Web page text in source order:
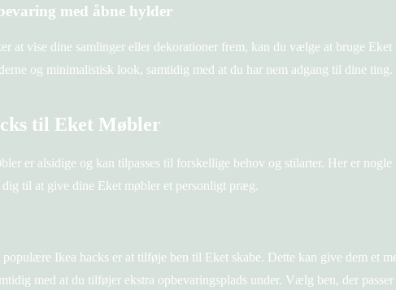
med åbne hylder
at vise dine samlinger eller dekorationer frem, kan du vælge at bruge Eket
og minimalistisk look, samtidig med at du har nem adgang til dine ting.
til Eket Møbler
er alsidige og kan tilpasses til forskellige behov og stilarter. Her er
dig til at give dine Eket møbler et personligt præg.
populære Ikea hacks er at tilføje ben til Eket skabe. Dette kan give dem et
med at du tilføjer ekstra opbevaringsplads under. Vælg ben, der